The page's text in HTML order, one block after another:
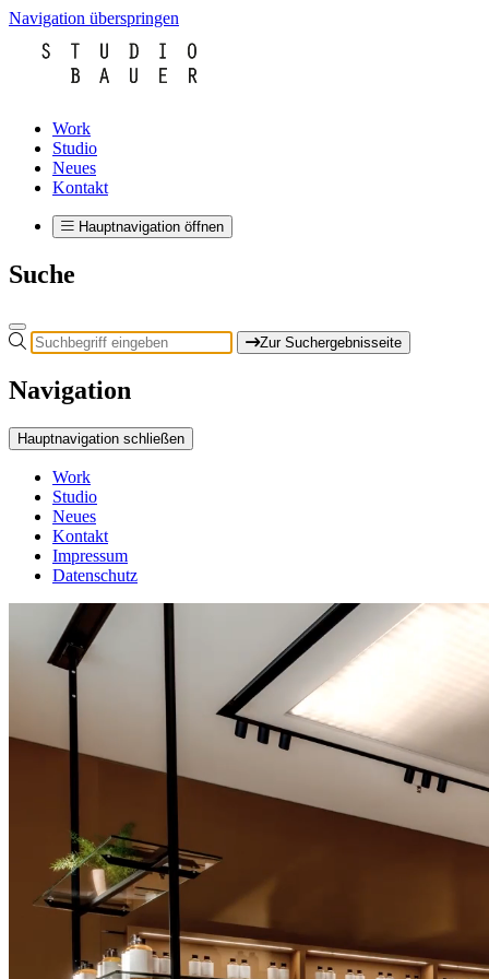
Navigation überspringen
Work
Studio
Neues
Kontakt
Hauptnavigation öffnen
Suche
Zur Suchergebnisseite
Navigation
Hauptnavigation schließen
Work
Studio
Neues
Kontakt
Impressum
Datenschutz